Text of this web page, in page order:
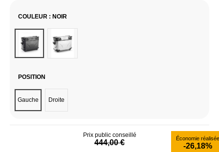
COULEUR : NOIR
POSITION
Gauche Droite
Prix public conseillé
444,00 € Économie réalisée
-26,18%